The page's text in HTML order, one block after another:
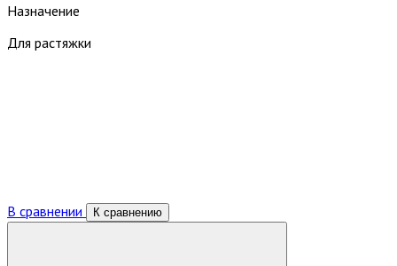
Назначение
Для растяжки
В сравнении К сравнению